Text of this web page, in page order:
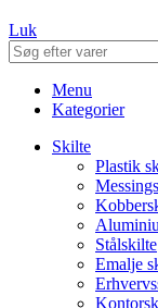
Luk
Menu
Kategorier
Skilte
Plastik
Stålskilte
Emalje